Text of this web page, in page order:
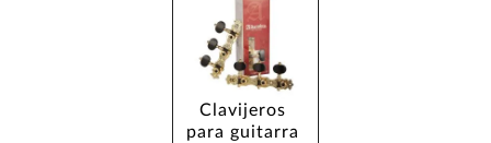
Clavijeros
para guitarra